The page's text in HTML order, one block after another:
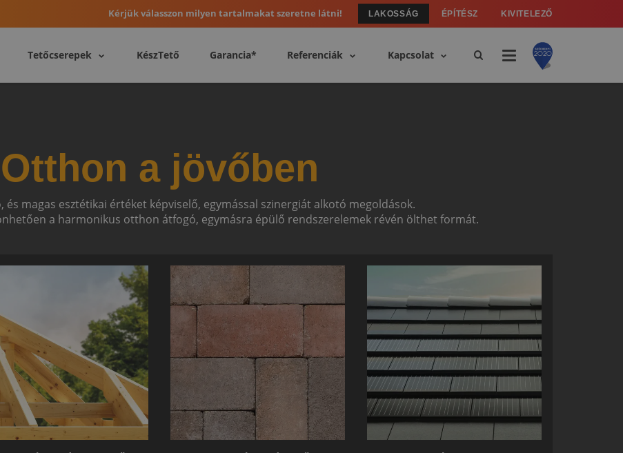
Kérjük válasszon milyen tartalmakat szeretne látni! LAKOSSÁG ÉPÍTÉSZ KIVITELEZŐ
Tetőcserepek KészTető Garancia* Referenciák Kapcsolat
Otthon a jövőben
és magas esztétikai értéket képviselő, egymással szinergiát alkotó megoldások.
a harmonikus otthon átfogó, egymásra épülő rendszerelemek révén ölthet formát.